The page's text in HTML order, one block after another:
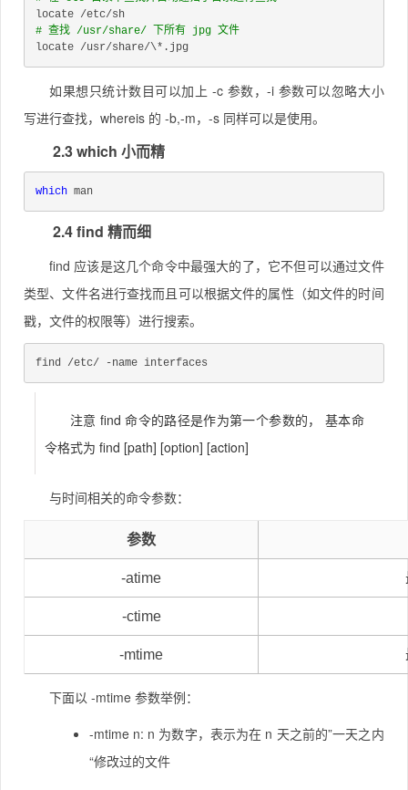
locate /etc/sh
# 查找 /usr/share/ 下所有 jpg 文件
locate /usr/share/\*.jpg
如果想只统计数目可以加上 -c 参数，-i 参数可以忽略大小
写进行查找，whereis 的 -b,-m，-s 同样可以是使用。
2.3 which 小而精
which man
2.4 find 精而细
find 应该是这几个命令中最强大的了，它不但可以通过文件
类型、文件名进行查找而且可以根据文件的属性（如文件的时间
戳，文件的权限等）进行搜索。
find /etc/ -name interfaces
注意 find 命令的路径是作为第一个参数的， 基本命
令格式为 find [path] [option] [action]
与时间相关的命令参数：
参数
-atime
-ctime
-mtime
下面以 -mtime 参数举例：
-mtime n: n 为数字，表示为在 n 天之前的”一天之内
“修改过的文件